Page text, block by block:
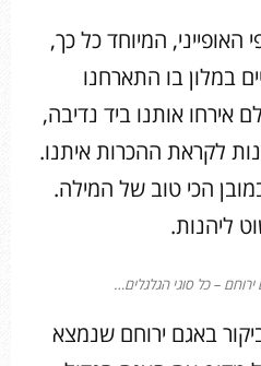
האופייני, המיוחד כל כך,
במלון בו התארחנו
אירחו אותנו ביד נדיבה,
לקראת ההכרות איתנו.
הכי טוב של המילה.
ליהנות.
ירוחם – כל סוגי הגלגלים…
באגם ירוחם שנמצא